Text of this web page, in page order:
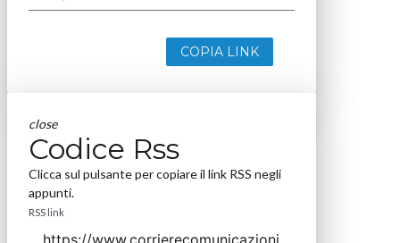
COPIA LINK
close
Codice Rss
Clicca sul pulsante per copiare il link RSS negli
appunti.
RSS link